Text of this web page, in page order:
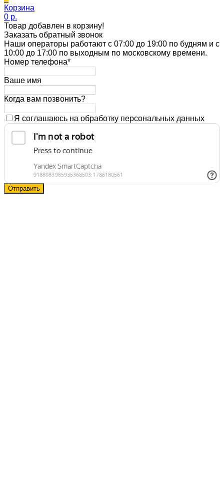
Корзина
0 p.
Товар добавлен в корзину!
Заказать обратный звонок
Наши операторы работают с 07:00 до 19:00 по будням и с
10:00 до 17:00 по выходным по московскому времени.
Номер телефона*
Ваше имя
Когда вам позвонить?
Я соглашаюсь на обработку персональных данных